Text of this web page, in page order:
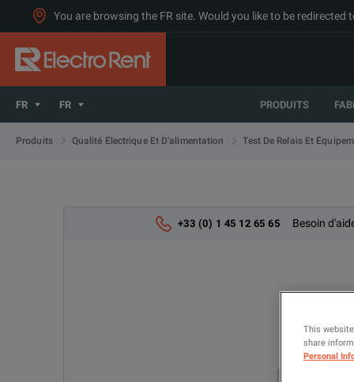
You are browsing the FR site. Would you like to be
FR FR PRODUITS
Produits Qualité Électrique Et D'alimentation Test De Relais Et
+33 (0) 1 45 12 65 65 Besoin
This
share
Personal